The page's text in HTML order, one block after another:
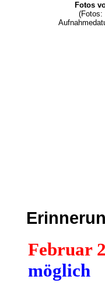
Fotos
Februar
möglich